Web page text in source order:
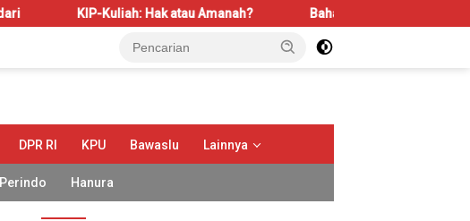
KIP-Kuliah: Hak atau Amanah? Bahas LBS dan LP2B, REI Kalbar
DPR RI KPU Bawaslu Lainnya
Perindo Hanura